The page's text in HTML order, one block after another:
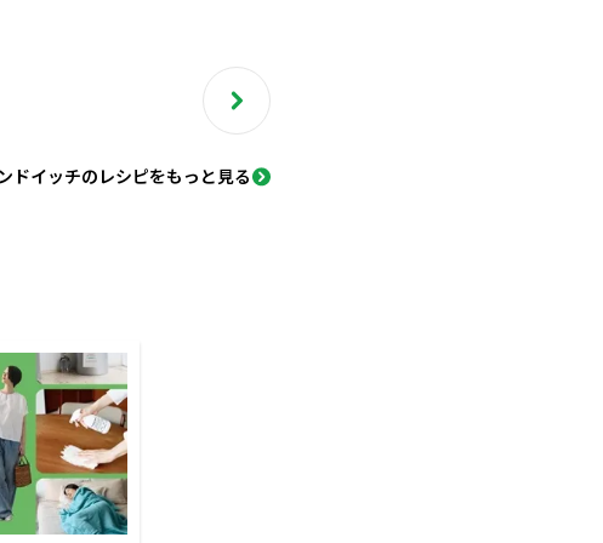
ドイッチのレシピをもっと見る